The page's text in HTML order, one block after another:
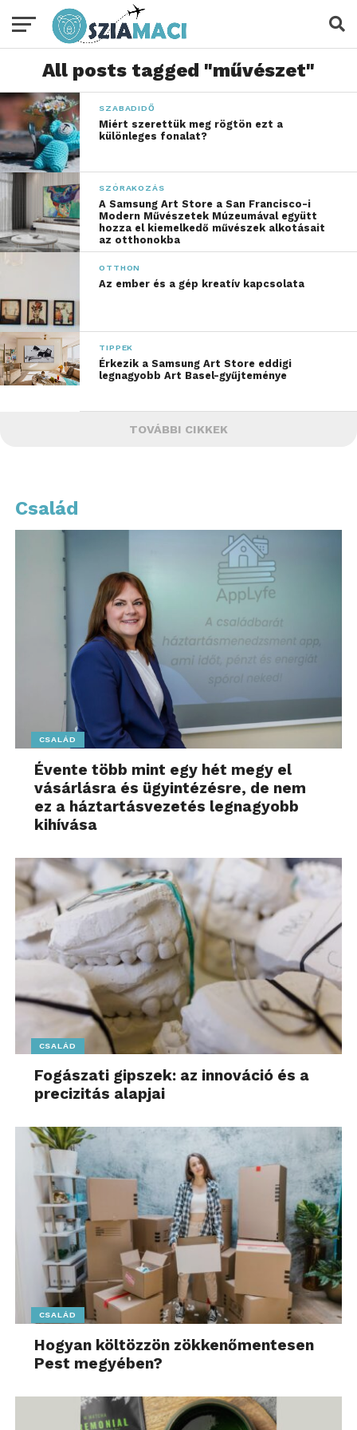
All posts tagged "művészet"
SZABADIDŐ
Miért szerettük meg rögtön ezt a
különleges fonalat?
SZÓRAKOZÁS
A Samsung Art Store a San Francisco-i
Modern Művészetek Múzeumával együtt
hozza el kiemelkedő művészek alkotásait
az otthonokba
OTTHON
Az ember és a gép kreatív kapcsolata
TIPPEK
Érkezik a Samsung Art Store eddigi
legnagyobb Art Basel-gyűjteménye
TOVÁBBI CIKKEK
Család
CSALÁD
Évente több mint egy hét megy el
vásárlásra és ügyintézésre, de nem
ez a háztartásvezetés legnagyobb
kihívása
CSALÁD
Fogászati gipszek: az innováció és a
precizitás alapjai
CSALÁD
Hogyan költözzön zökkenőmentesen
Pest megyében?